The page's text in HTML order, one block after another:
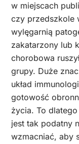
w miejscach
czy przedszkole
wylęgarnią
zakatarzony lub
chorobowa
grupy. Duże
układ
gotowość
życia. To
jest tak podatny
wzmacniać, aby